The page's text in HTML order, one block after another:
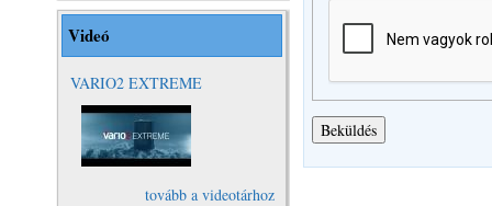
Videó
VARIO2 EXTREME
VARIO2
Extreme Video
tovább a videotárhoz